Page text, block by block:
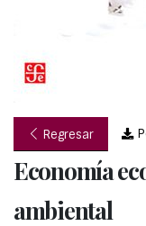
Regresar
Economía
ambiental